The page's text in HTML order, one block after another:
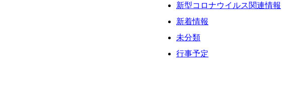
新型コロナウイルス関連情報
新着情報
未分類
行事予定